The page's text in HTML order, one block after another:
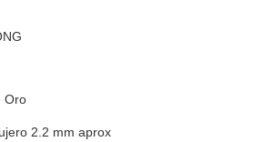
Oro
2.2 mm aprox